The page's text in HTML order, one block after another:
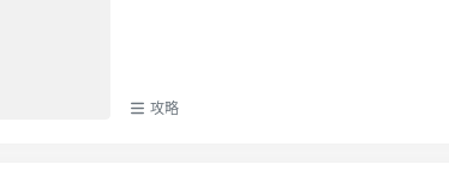
攻略